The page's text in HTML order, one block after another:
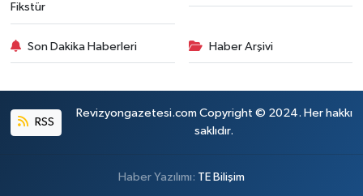
Fikstür
Son Dakika Haberleri Haber Arşivi
RSS
Revizyongazetesi.com Copyright © 2024. Her hakkı
saklıdır.
Haber Yazılımı: TE Bilişim